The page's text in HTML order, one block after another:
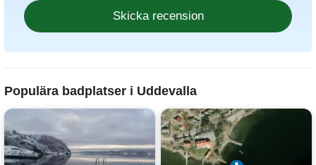
Populära badplatser i Uddevalla